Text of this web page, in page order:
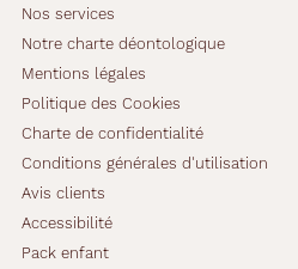
Nos services
Notre charte déontologique
Mentions légales
Politique des Cookies
Charte de confidentialité
Conditions générales d'utilisation
Avis clients
Accessibilité
Pack enfant